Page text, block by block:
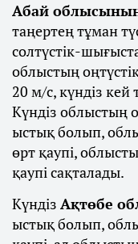
Абай
таңертең тұман
солтүстік-
облыстың
20 м/с, күндіз кей
Күндіз облыстың
ыстық болып,
өрт қаупі,
қаупі сақталады.
Күндіз Ақтөбе
ыстық болып,